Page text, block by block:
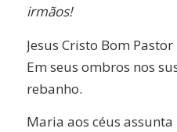
irmãos!
Jesus Cristo Bom
Em seus ombros nos
rebanho.
Maria aos céus